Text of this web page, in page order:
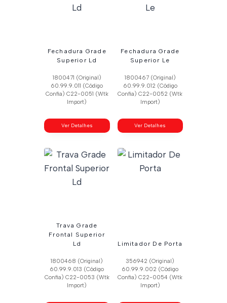
Fechadura Grade
Superior Ld
1800471 (Original)
60.99.9.011 (Código
Confia) C22-0051 (Wtk
Import)
Ver Detalhes
Fechadura Grade
Superior Le
1800467 (Original)
60.99.9.012 (Código
Confia) C22-0052 (Wtk
Import)
Ver Detalhes
Trava Grade
Frontal Superior
Ld
1800468 (Original)
60.99.9.013 (Código
Confia) C22-0053 (Wtk
Import)
Limitador De Porta
356942 (Original)
60.99.9.002 (Código
Confia) C22-0054 (Wtk
Import)